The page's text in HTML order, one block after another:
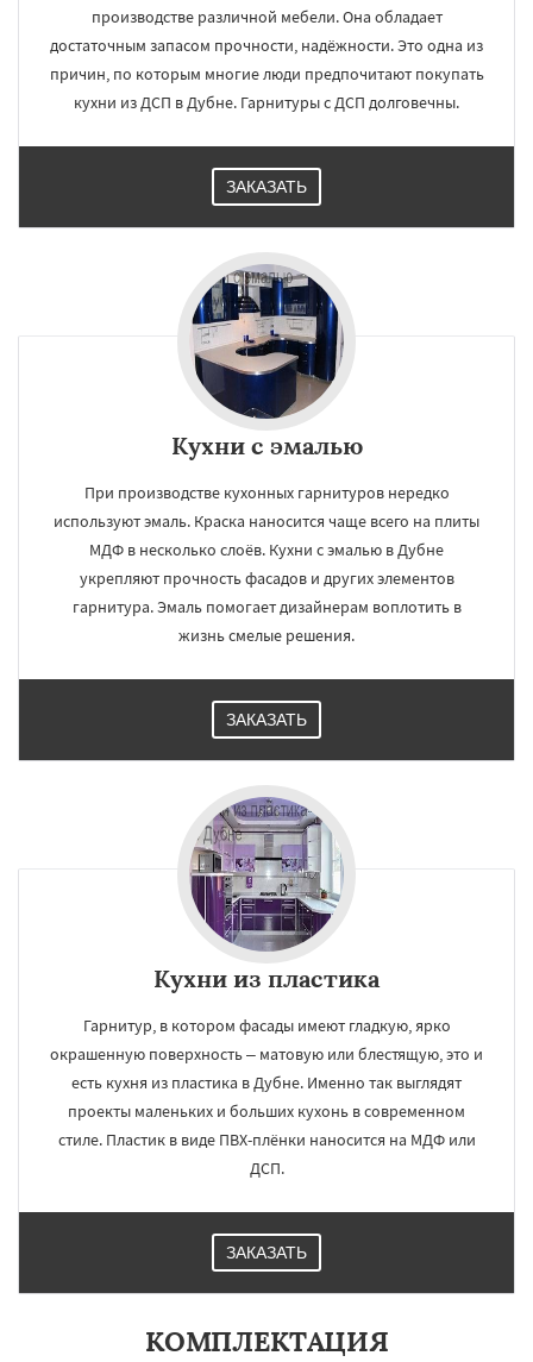
Работаем по
регионам
×
Королев Котельники
Красногорск
Краснознаменск
Кубинка Куровское Ликино-Дулево
Можайск Мытищи
Ногинск Одинцово
Орехово-Зуево
Пересвет Подольск
Пущино Раменское
Рузф
производстве различной мебели. Она обладает
достаточным запасом прочности, надёжности. Это одна из
причин, по которым многие люди предпочитают покупать
кухни из ДСП в Дубне. Гарнитуры с ДСП долговечны.
ЗАКАЗАТЬ
Кухни с эмалью
При производстве кухонных гарнитуров нередко
используют эмаль. Краска наносится чаще всего на плиты
МДФ в несколько слоёв. Кухни с эмалью в Дубне
укрепляют прочность фасадов и других элементов
гарнитура. Эмаль помогает дизайнерам воплотить в
жизнь смелые решения.
ЗАКАЗАТЬ
Кухни из пластика
Гарнитур, в котором фасады имеют гладкую, ярко
окрашенную поверхность – матовую или блестящую, это и
есть кухня из пластика в Дубне. Именно так выглядят
проекты маленьких и больших кухонь в современном
стиле. Пластик в виде ПВХ-плёнки наносится на МДФ или
ДСП.
ЗАКАЗАТЬ
КОМПЛЕКТАЦИЯ
УЗНАТЬ ПОДРОБНЕЕ ×
Даю согласие на обработку персональных данных